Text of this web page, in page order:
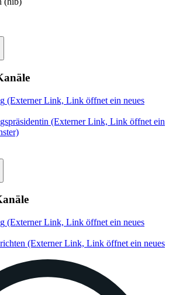
(Externer Link, Link öffnet ein neues
(Externer Link, Link öffnet ein
(Externer Link, Link öffnet ein neues
(Externer Link, Link öffnet ein neues